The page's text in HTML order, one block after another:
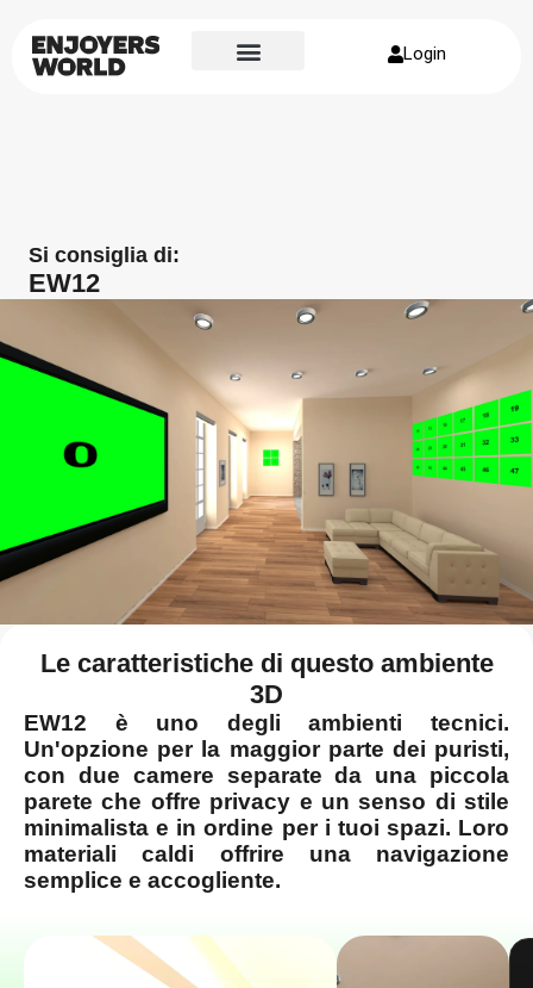
Login
Si consiglia di:
EW12
Le caratteristiche di questo ambiente
3D
EW12 è uno degli ambienti tecnici.
Un'opzione per la maggior parte dei puristi,
con due camere separate da una piccola
parete che offre privacy e un senso di stile
minimalista e in ordine per i tuoi spazi. Loro
materiali caldi offrire una navigazione
semplice e accogliente.